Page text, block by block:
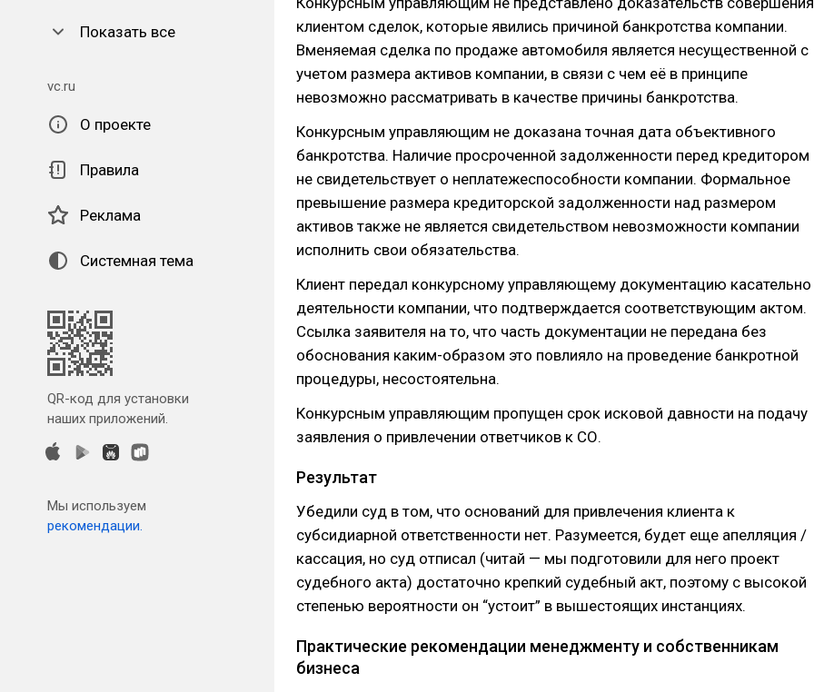
Показать все
vc.ru
О проекте
Правила
Реклама
Системная тема
QR-код для установки
наших приложений.
Мы используем
рекомендации.
клиентом сделок, которые явились причиной банкротства компании.
Вменяемая сделка по продаже автомобиля является несущественной с
учетом размера активов компании, в связи с чем её в принципе
невозможно рассматривать в качестве причины банкротства.
Конкурсным управляющим не доказана точная дата объективного
банкротства. Наличие просроченной задолженности перед кредитором
не свидетельствует о неплатежеспособности компании. Формальное
превышение размера кредиторской задолженности над размером
активов также не является свидетельством невозможности компании
исполнить свои обязательства.
Клиент передал конкурсному управляющему документацию касательно
деятельности компании, что подтверждается соответствующим актом.
Ссылка заявителя на то, что часть документации не передана без
обоснования каким-образом это повлияло на проведение банкротной
процедуры, несостоятельна.
Конкурсным управляющим пропущен срок исковой давности на подачу
заявления о привлечении ответчиков к СО.
Результат
Убедили суд в том, что оснований для привлечения клиента к
субсидиарной ответственности нет. Разумеется, будет еще апелляция /
кассация, но суд отписал (читай — мы подготовили для него проект
судебного акта) достаточно крепкий судебный акт, поэтому с высокой
степенью вероятности он “устоит” в вышестоящих инстанциях.
Практические рекомендации менеджменту и собственникам
бизнеса